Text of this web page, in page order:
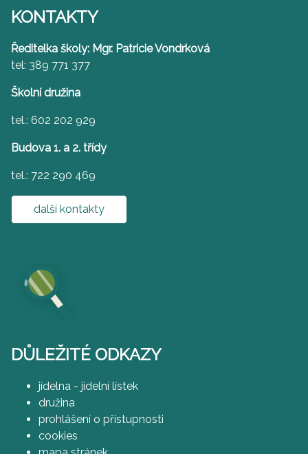
KONTAKTY
Ředitelka školy: Mgr. Patricie Vondrková
tel: 389 771 377
Školní družina
tel.: 602 202 929
Budova 1. a 2. třídy
tel.: 722 290 469
další kontakty
DŮLEŽITÉ ODKAZY
jídelna - jídelní lístek
družina
prohlášení o přístupnosti
cookies